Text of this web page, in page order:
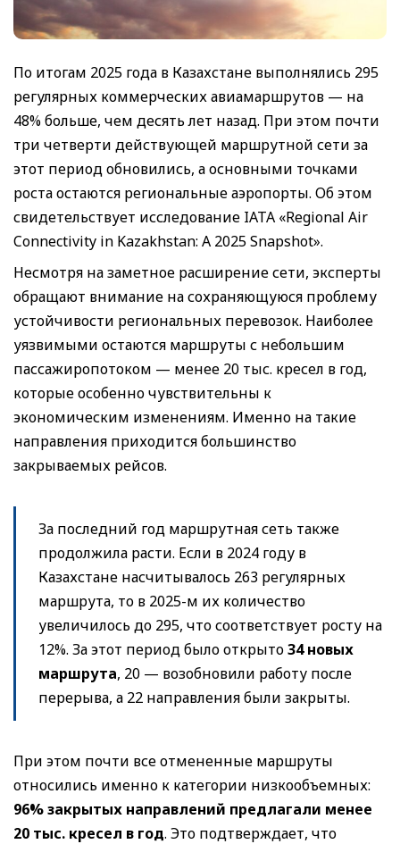
По итогам 2025 года в Казахстане выполнялись 295
регулярных коммерческих авиамаршрутов — на
48% больше, чем десять лет назад. При этом почти
три четверти действующей маршрутной сети за
этот период обновились, а основными точками
роста остаются региональные аэропорты. Об этом
свидетельствует исследование IATA «Regional Air
Connectivity in Kazakhstan: A 2025 Snapshot».
Несмотря на заметное расширение сети, эксперты
обращают внимание на сохраняющуюся проблему
устойчивости региональных перевозок. Наиболее
уязвимыми остаются маршруты с небольшим
пассажиропотоком — менее 20 тыс. кресел в год,
которые особенно чувствительны к
экономическим изменениям. Именно на такие
направления приходится большинство
закрываемых рейсов.
За последний год маршрутная сеть также
продолжила расти. Если в 2024 году в
Казахстане насчитывалось 263 регулярных
маршрута, то в 2025-м их количество
увеличилось до 295, что соответствует росту на
12%. За этот период было открыто34 новых
маршрута, 20 — возобновили работу после
перерыва, а 22 направления были закрыты.
При этом почти все отмененные маршруты
относились именно к категории низкообъемных:
96% закрытых направлений предлагали менее
20 тыс. кресел в год. Это подтверждает, что